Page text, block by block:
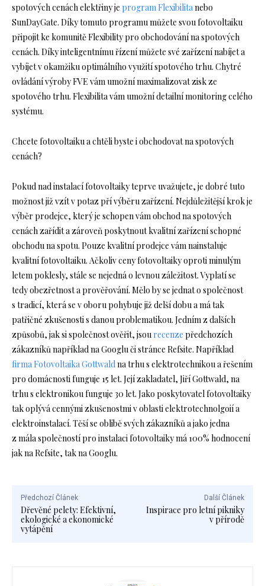
spotových cenách elektřiny je program Flexibilitanebo
SunDayGate. Díky tomuto programu můžete svou fotovoltaiku
připojit ke komunitě Flexibility pro obchodování na spotových
cenách. Díky inteligentnímu řízení můžete své zařízení nabíjet a
vybíjet v okamžiku optimálního využití spotového trhu. Chytré
ovládání výroby FVE vám umožní maximalizovat zisk ze
spotového trhu. Flexibilita vám umožní detailní monitoring celého
systému.
Chcete fotovoltaiku a chtěli byste i obchodovat na spotových
cenách?
Pokud nad instalací fotovoltaiky teprve uvažujete, je dobré tuto
možnost již vzít v potaz pří výběru zařízení. Nejdůležitější krok je
výběr prodejce, který je schopen vám obchod na spotových
cenách zařídit a zároveň poskytnout kvalitní zařízení schopné
obchodu na spotu. Pouze kvalitní prodejce vám nainstaluje
kvalitní fotovoltaiku. Ačkoliv ceny fotovoltaiky oproti minulým
letem poklesly, stále se nejedná o levnou záležitost. Vyplatí se
tedy obezřetnost a prověřování. Mělo by se jednat o společnost
s tradicí, která se v oboru pohybuje již delší dobu a má tak
patřičné zkušenosti s danou problematikou. Jedním z dalších
způsobů, jak si společnost ověřit, jsou recenze předchozích
zákazníků například na Googlu či stránce Refsite. Například
firma Fotovoltaika Gottwaldna trhu s elektrotechnikou a řešením
pro domácnosti funguje 15 let. Její zakladatel, Jiří Gottwald, na
trhu s elektronikou funguje 30 let. Jako poskytovatel fotovoltaiky
tak oplývá cennými zkušenostmi v oblasti elektrotechnolgoií a
elektroinstalací. Těší se oblibě svých zákazníků a jako jedna
z mála společností pro instalaci fotovoltaiky má 100% hodnocení
jak na Refsite, tak na Googlu.
Předchozí Článek
Dřevěné pelety: Efektivní,
ekologické a ekonomické
vytápění
Další Článek
Inspirace pro letní pikniky
v přírodě